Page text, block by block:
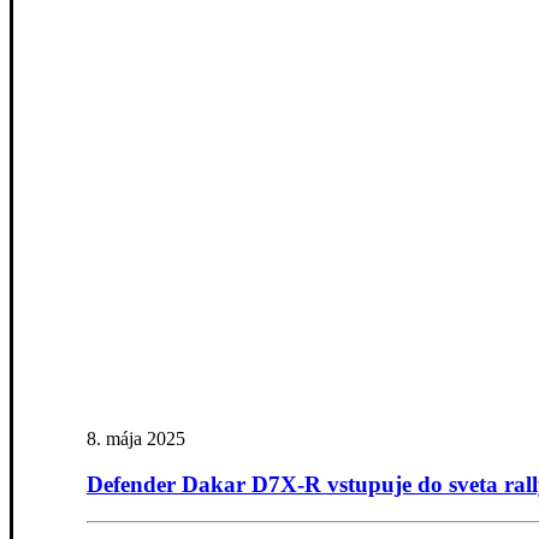
8. mája 2025
Defender Dakar D7X‑R vstupuje do sveta